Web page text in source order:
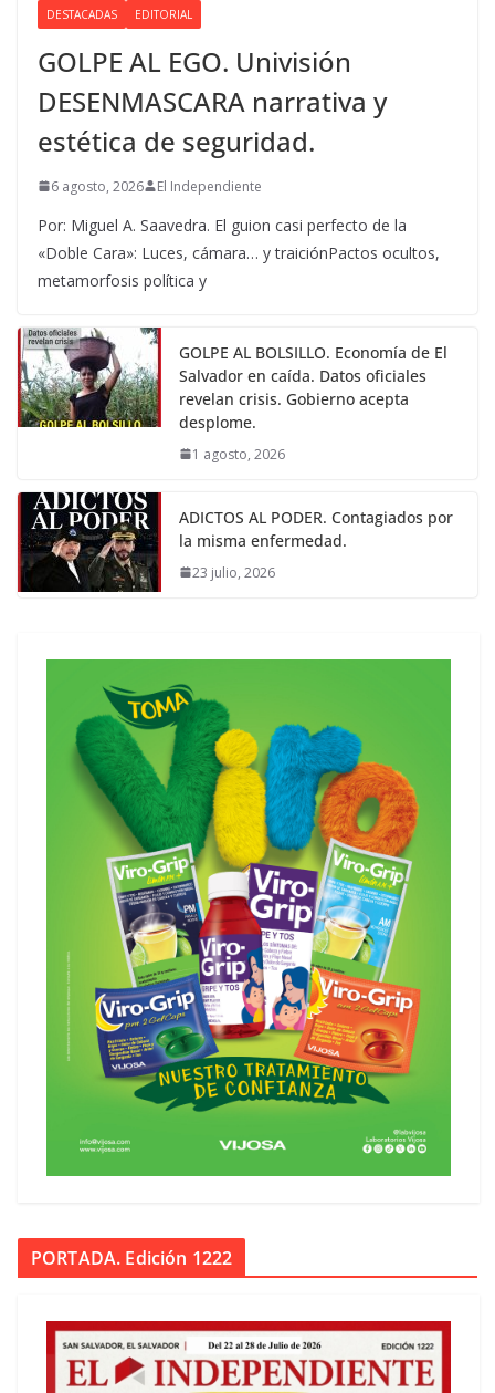
DESTACADAS EDITORIAL
GOLPE AL EGO. Univisión
DESENMASCARA narrativa y
estética de seguridad.
6 agosto, 2026 El Independiente
Por: Miguel A. Saavedra. El guion casi perfecto de la
«Doble Cara»: Luces, cámara… y traiciónPactos ocultos,
metamorfosis política y
GOLPE AL BOLSILLO. Economía de El
Salvador en caída. Datos oficiales
revelan crisis. Gobierno acepta
desplome.
1 agosto, 2026
ADICTOS AL PODER. Contagiados por
la misma enfermedad.
23 julio, 2026
PORTADA. Edición 1222